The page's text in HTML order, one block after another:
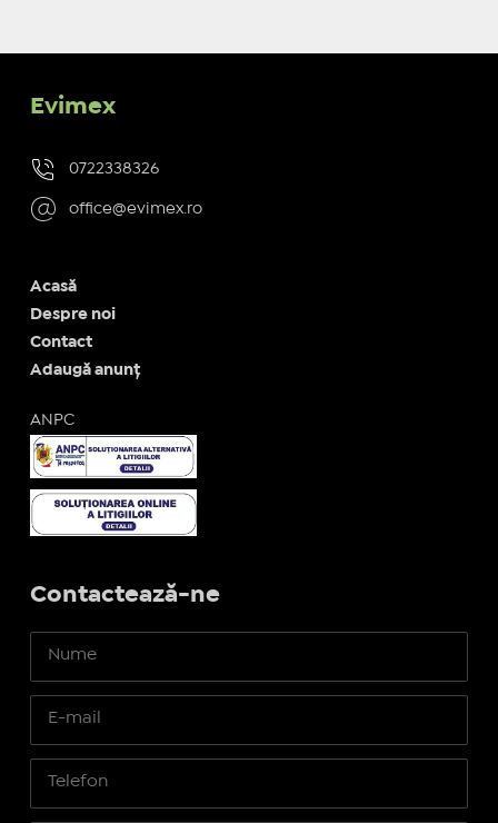
Evimex
0722338326
office@evimex.ro
Acasă
Despre noi
Contact
Adaugă anunț
ANPC
Contactează-ne